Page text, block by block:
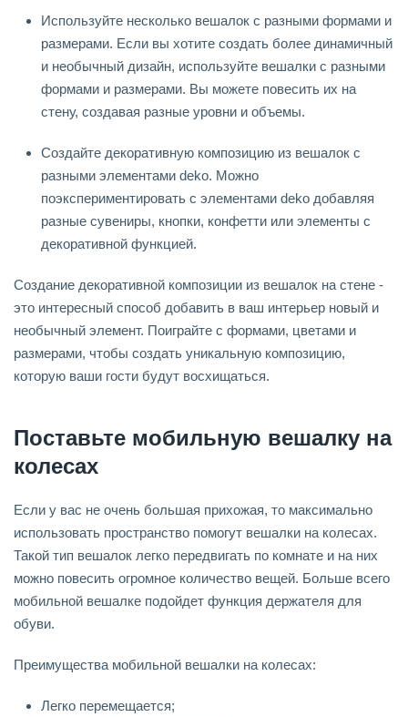
Используйте несколько вешалок с разными формами и
размерами. Если вы хотите создать более динамичный
и необычный дизайн, используйте вешалки с разными
формами и размерами. Вы можете повесить их на
стену, создавая разные уровни и объемы.
Создайте декоративную композицию из вешалок с
разными элементами deko. Можно
поэкспериментировать с элементами deko добавляя
разные сувениры, кнопки, конфетти или элементы с
декоративной функцией.
Создание декоративной композиции из вешалок на стене -
это интересный способ добавить в ваш интерьер новый и
необычный элемент. Поиграйте с формами, цветами и
размерами, чтобы создать уникальную композицию,
которую ваши гости будут восхищаться.
Поставьте мобильную вешалку на
колесах
Если у вас не очень большая прихожая, то максимально
использовать пространство помогут вешалки на колесах.
Такой тип вешалок легко передвигать по комнате и на них
можно повесить огромное количество вещей. Больше всего
мобильной вешалке подойдет функция держателя для
обуви.
Преимущества мобильной вешалки на колесах:
Легко перемещается;